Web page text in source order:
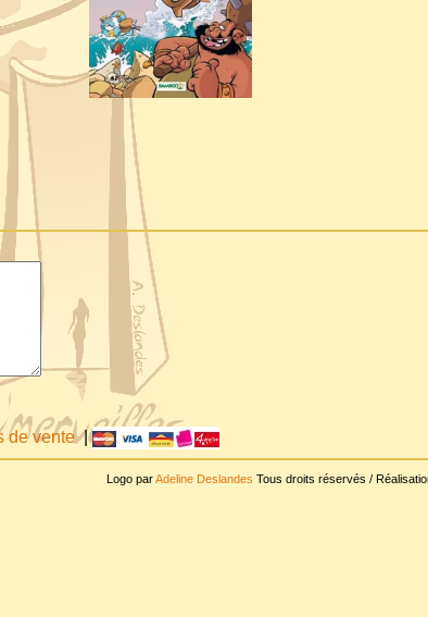
de vente|
Logo parAdeline Deslandes Tous droits réservés /